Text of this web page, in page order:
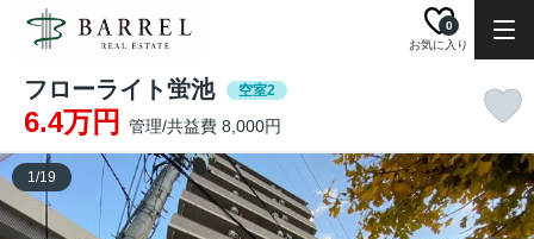
お気に入り
0
フローライト蛍池 空室2
6.4万円 管理/共益費 8,000円
1/19